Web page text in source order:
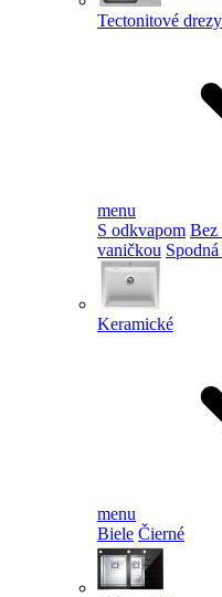
Tectonitové drezy
menu
S odkvapom Bez
vaničkou
Keramické
menu
Biele Čierné